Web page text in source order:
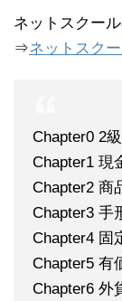
ネットスクー
⇒ネットスク
Chapter0 2
Chapter1 現
Chapter2 商
Chapter3 手
Chapter4 固
Chapter5 有
Chapter6 外